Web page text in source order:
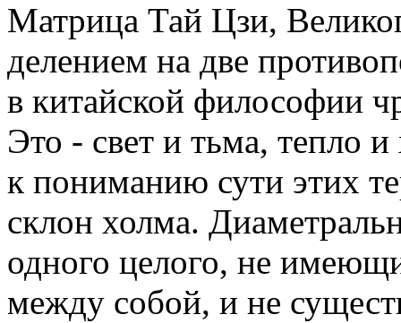
Матрица Тай Цзи,
делением на две
в китайской философии
Это - свет и тьма, тепло
к пониманию сути этих
склон холма.
одного целого, не
между собой, и не